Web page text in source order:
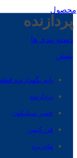
محصول
پردازنده
دسته بندی ها
بستن
پایه نگهدارنده
پردازنده
خمیر سیلیکون
فن کیس
مادربرد